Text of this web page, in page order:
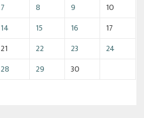
7 8 9
10
14 15 16
17
21 22 23
24
28 29 30